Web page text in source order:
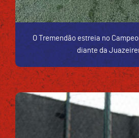
O Tremendão estreia no
diante da